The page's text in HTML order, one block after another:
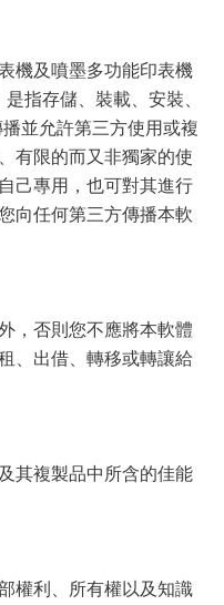
機及噴墨多功能印表機
指存儲、裝載、安裝、
並允許第三方使用或複
有限的而又非獨家的使
己專用，也可對其進行
向任何第三方傳播本軟
，否則您不應將本軟體
、出借、轉移或轉讓給
其複製品中所含的佳能
權利、所有權以及知識